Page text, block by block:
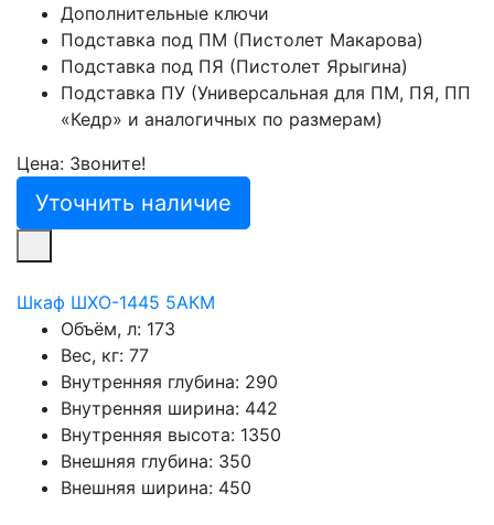
Дополнительные ключи
Подставка под ПМ (Пистолет Макарова)
Подставка под ПЯ (Пистолет Ярыгина)
Подставка ПУ (Универсальная для ПМ, ПЯ, ПП
«Кедр» и аналогичных по размерам)
Цена: Звоните!
Уточнить наличие
Шкаф ШХО-1445 5АКМ
Объём, л: 173
Вес, кг: 77
Внутренняя глубина: 290
Внутренняя ширина: 442
Внутренняя высота: 1350
Внешняя глубина: 350
Внешняя ширина: 450